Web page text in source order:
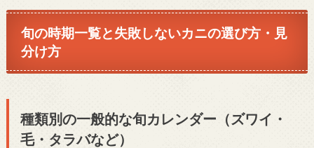
旬の時期一覧と失敗しないカニの選び方・見
分け方
種類別の一般的な旬カレンダー（ズワイ・
毛・タラバなど）